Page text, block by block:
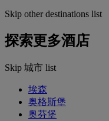
Skip other destinations list
探索更多酒店
Skip 城市 list
埃森
奥格斯堡
奥芬堡